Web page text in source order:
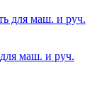
маш. и руч.